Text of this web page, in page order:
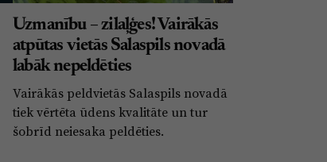
Uzmanību – zilaļģes! Vairākās
atpūtas vietās Salaspils novadā
labāk nepeldēties
Vairākās peldvietās Salaspils novadā
tiek vērtēta ūdens kvalitāte un tur
šobrīd neiesaka peldēties.